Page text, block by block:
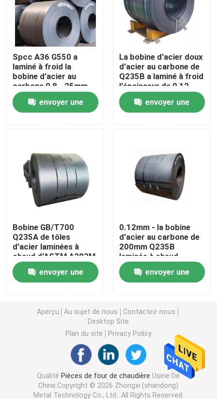
Contrôle de qualité
Contactez-nous
Demandez une citation
Pièces de four de chaudière
plat d'acier au carbone
Tuyau d'acier sans couture
Tuyau sans couture d'alliage
Tuyau à haute pression de chaudière
Boucliers de tube de chaudière
Buse d'air de chaudière
Barre à chaînes de grille
Spcc A36 G550 a
laminé à froid la
bobine d'acier au
carbone 0,8 - 25mm
envoyer une
La bobine d'acier doux
d'acier au carbone de
Q235B a laminé à froid
l'épaisseur de 0,12 -
de 4mm
envoyer une
Bobine GB/T700
Q235A de tôles
d'acier laminées à
chaud d'ASTM A283M
Gr.D JIS G3101
envoyer une
0.12mm - la bobine
d'acier au carbone de
200mm Q235B
laminée à chaud
acceptent la coutume
envoyer une
Aperçu Au sujet de nous
Contactez-nous
Desktop Site
Plan du site
Privacy Policy
Qualité Pièces de four de chaudière Usine De
Chine.Copyright © 2026 Zhongxi (shandong)
Metal Technology Co., Ltd.. All Rights Reserved.